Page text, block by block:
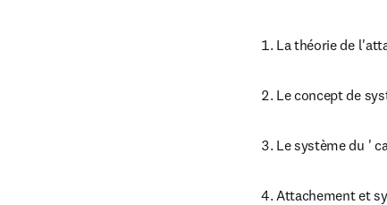
La théorie de
Le concept de
Le système du '
Attachement et